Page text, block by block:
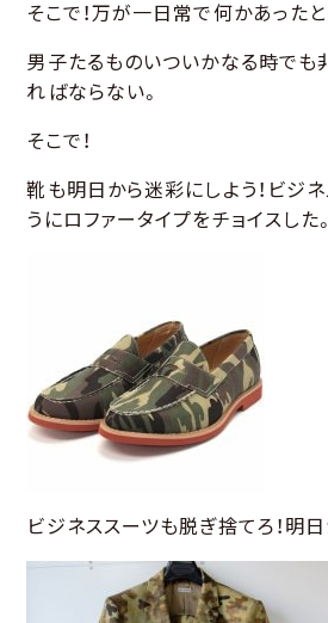
そこで！万が一日常で何かあった
男子たるものいついかなる時でも
ればならない。
そこで！
靴も明日から迷彩にしよう！ビジ
うにロファータイプをチョイスした。
ビジネススーツも脱ぎ捨てろ！明日